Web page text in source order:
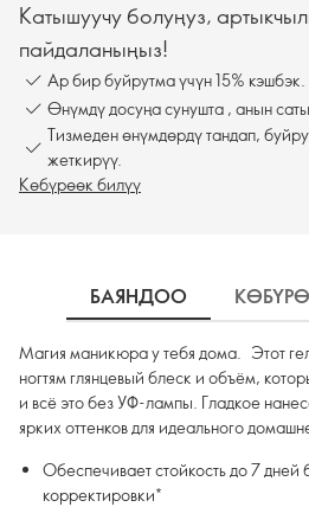
Катышуучу болуңуз,
пайдаланыңыз!
Ар бир буйрутма үчүн 15% кэшбэк.
Өнүмдү досуңа сунушта , анын
Тизмеден өнүмдөрдү тандап,
жеткирүү.
Көбүрөөк билүү
БАЯНДОО
Магия маникюра у тебя дома. Этот
ногтям глянцевый блеск и объём,
и всё это без УФ-лампы. Гладкое
ярких оттенков для идеального
Обеспечивает стойкость до 7 дней
корректировки*